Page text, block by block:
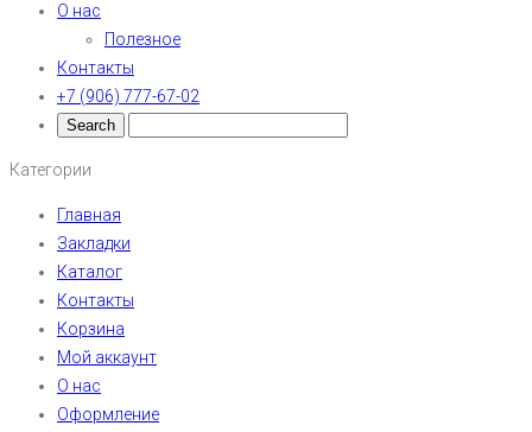
О нас
Полезное
Контакты
+7 (906) 777-67-02
Категории
Главная
Закладки
Каталог
Контакты
Корзина
Мой аккаунт
О нас
Оформление